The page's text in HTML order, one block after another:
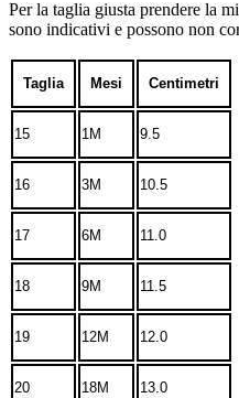
Per la taglia giusta prendere la
sono indicativi e possono non
Taglia Mesi Centimetri
15 1M 9.5
16 3M 10.5
17 6M 11.0
18 9M 11.5
19 12M 12.0
20 18M 13.0